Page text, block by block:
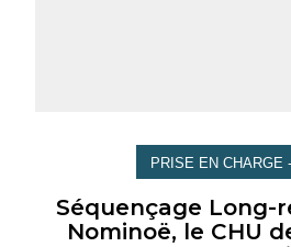
PRISE EN CHARGE
Séquençage Long-
Nominoë, le CHU